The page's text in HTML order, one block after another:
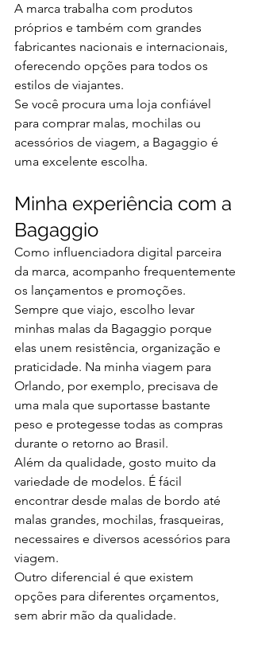
A marca trabalha com produtos
próprios e também com grandes
fabricantes nacionais e internacionais,
oferecendo opções para todos os
estilos de viajantes.
Se você procura uma loja confiável
para comprar malas, mochilas ou
acessórios de viagem, a Bagaggio é
uma excelente escolha.
Minha experiência com a
Bagaggio
Como influenciadora digital parceira
da marca, acompanho frequentemente
os lançamentos e promoções.
Sempre que viajo, escolho levar
minhas malas da Bagaggio porque
elas unem resistência, organização e
praticidade. Na minha viagem para
Orlando, por exemplo, precisava de
uma mala que suportasse bastante
peso e protegesse todas as compras
durante o retorno ao Brasil.
Além da qualidade, gosto muito da
variedade de modelos. É fácil
encontrar desde malas de bordo até
malas grandes, mochilas, frasqueiras,
necessaires e diversos acessórios para
viagem.
Outro diferencial é que existem
opções para diferentes orçamentos,
sem abrir mão da qualidade.